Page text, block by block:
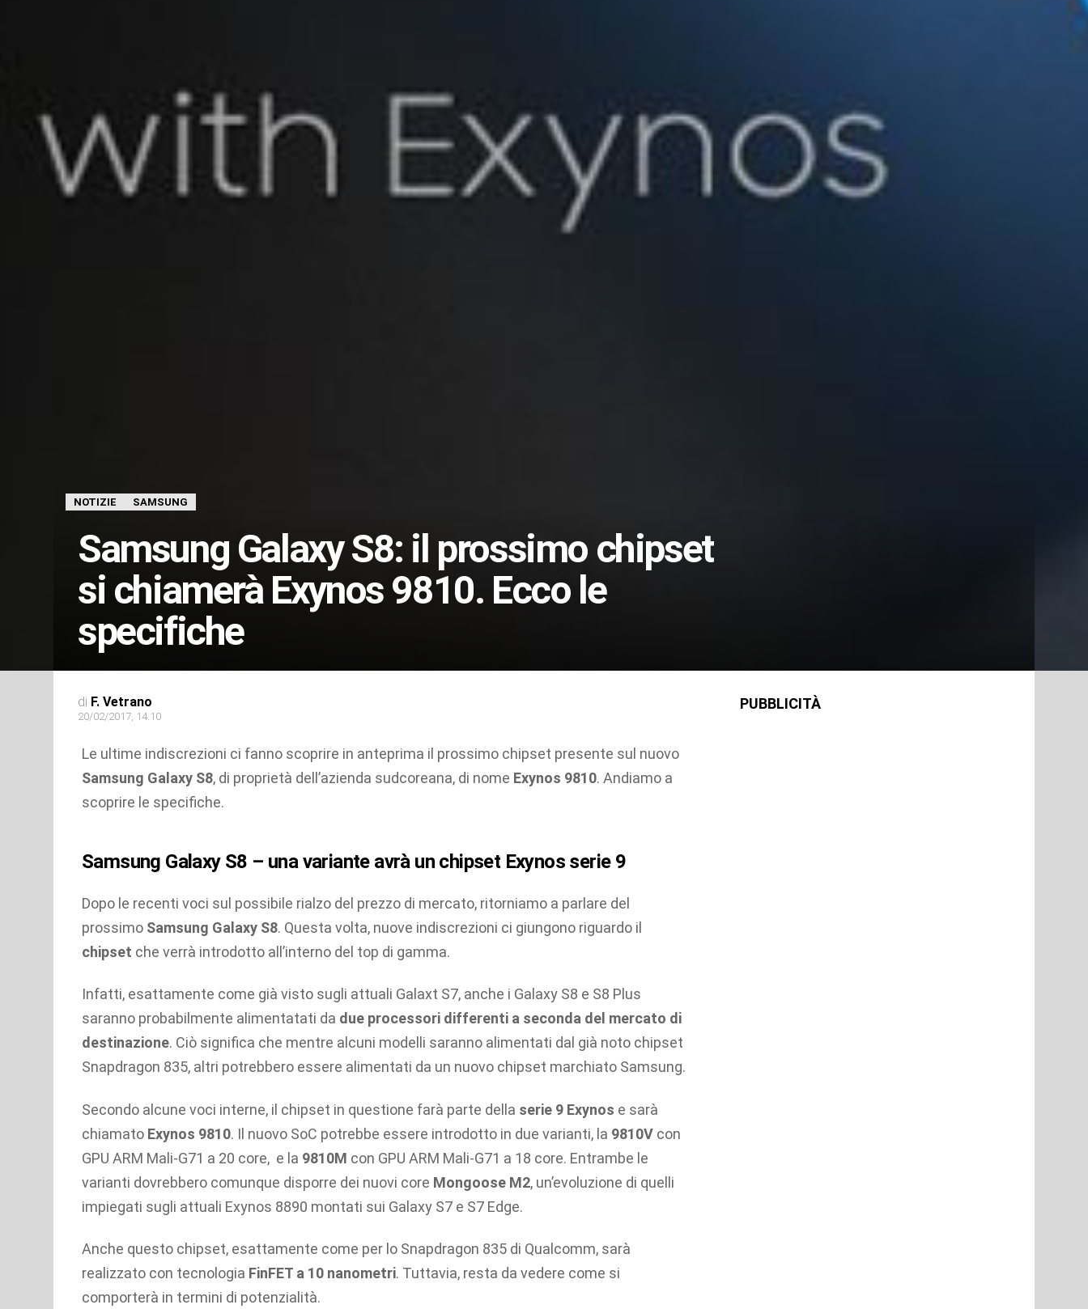
NOTIZIE SAMSUNG
Samsung Galaxy S8: il prossimo chipset
si chiamerà Exynos 9810. Ecco le
specifiche
di F. Vetrano
20/02/2017, 14:10
Le ultime indiscrezioni ci fanno scoprire in anteprima il prossimo chipset presente sul nuovo
Samsung Galaxy S8, di proprietà dell’azienda sudcoreana, di nome Exynos 9810. Andiamo a
scoprire le specifiche.
Samsung Galaxy S8 – una variante avrà un chipset Exynos serie 9
Dopo le recenti voci sul possibile rialzo del prezzo di mercato, ritorniamo a parlare del
prossimo Samsung Galaxy S8. Questa volta, nuove indiscrezioni ci giungono riguardo il
chipset che verrà introdotto all’interno del top di gamma.
Infatti, esattamente come già visto sugli attuali Galaxt S7, anche i Galaxy S8 e S8 Plus
saranno probabilmente alimentatati da due processori differenti a seconda del mercato di
destinazione. Ciò significa che mentre alcuni modelli saranno alimentati dal già noto chipset
Snapdragon 835, altri potrebbero essere alimentati da un nuovo chipset marchiato Samsung.
Secondo alcune voci interne, il chipset in questione farà parte della serie 9 Exynos e sarà
chiamato Exynos 9810. Il nuovo SoC potrebbe essere introdotto in due varianti, la 9810V con
GPU ARM Mali-G71 a 20 core, e la 9810M con GPU ARM Mali-G71 a 18 core. Entrambe le
varianti dovrebbero comunque disporre dei nuovi core Mongoose M2, un’evoluzione di quelli
impiegati sugli attuali Exynos 8890 montati sui Galaxy S7 e S7 Edge.
Anche questo chipset, esattamente come per lo Snapdragon 835 di Qualcomm, sarà
realizzato con tecnologia FinFET a 10 nanometri. Tuttavia, resta da vedere come si
comporterà in termini di potenzialità.
PUBBLICITÀ